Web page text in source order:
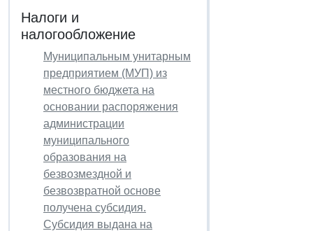
Налоги и
налогообложение
Муниципальным унитарным
предприятием (МУП) из
местного бюджета на
основании распоряжения
администрации
муниципального
образования на
безвозмездной и
безвозвратной основе
получена субсидия.
Субсидия выдана на